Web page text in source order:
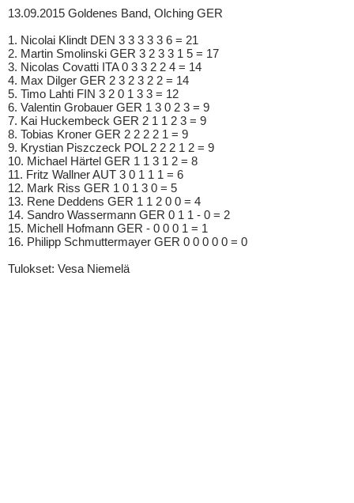
13.09.2015 Goldenes Band, Olching GER
1. Nicolai Klindt DEN 3 3 3 3 3 6 = 21
2. Martin Smolinski GER 3 2 3 3 1 5 = 17
3. Nicolas Covatti ITA 0 3 3 2 2 4 = 14
4. Max Dilger GER 2 3 2 3 2 2 = 14
5. Timo Lahti FIN 3 2 0 1 3 3 = 12
6. Valentin Grobauer GER 1 3 0 2 3 = 9
7. Kai Huckembeck GER 2 1 1 2 3 = 9
8. Tobias Kroner GER 2 2 2 2 1 = 9
9. Krystian Piszczeck POL 2 2 2 1 2 = 9
10. Michael Härtel GER 1 1 3 1 2 = 8
11. Fritz Wallner AUT 3 0 1 1 1 = 6
12. Mark Riss GER 1 0 1 3 0 = 5
13. Rene Deddens GER 1 1 2 0 0 = 4
14. Sandro Wassermann GER 0 1 1 - 0 = 2
15. Michell Hofmann GER - 0 0 0 1 = 1
16. Philipp Schmuttermayer GER 0 0 0 0 0 = 0
Tulokset: Vesa Niemelä